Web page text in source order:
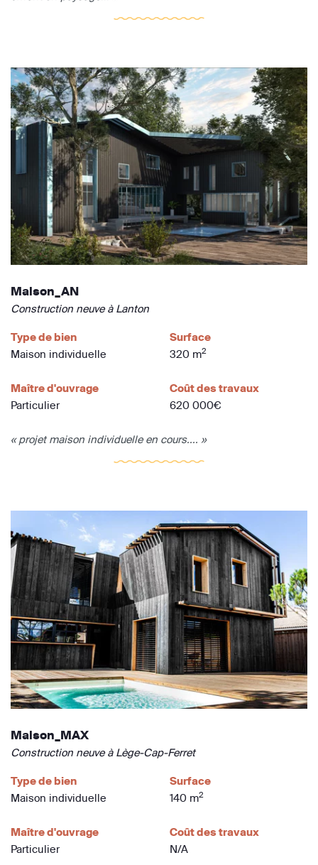
Maison_AN
Construction neuve à Lanton
Type de bien
Maison individuelle
Surface
320 m2
Maître d'ouvrage
Particulier
Coût des travaux
620 000€
« projet maison individuelle en cours.... »
Maison_MAX
Construction neuve à Lège-Cap-Ferret
Type de bien
Maison individuelle
Surface
140 m2
Maître d'ouvrage
Particulier
Coût des travaux
N/A